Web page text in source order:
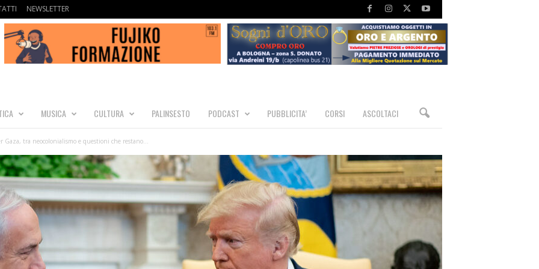
NEWSLETTER
MUSICA CULTURA PALINSESTO PODCAST PUBBLICITA’ CORSI ASCOLTACI
Gaza, tra neocolonialismo e questioni che restano...